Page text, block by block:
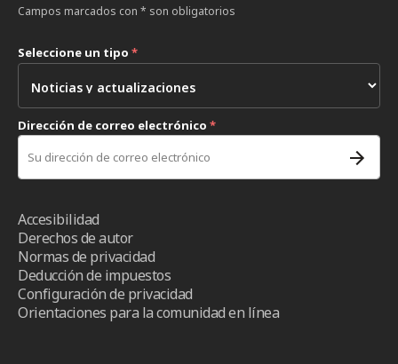
Campos marcados con * son obligatorios
Seleccione un tipo *
Dirección de correo electrónico *
Accesibilidad
Derechos de autor
Normas de privacidad
Deducción de impuestos
Configuración de privacidad
Orientaciones para la comunidad en línea